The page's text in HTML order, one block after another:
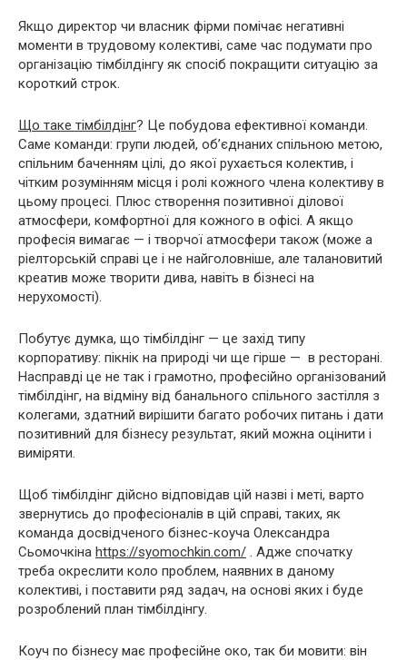
Якщо директор чи власник фірми помічає негативні
моменти в трудовому колективі, саме час подумати про
організацію тімбілдінгу як спосіб покращити ситуацію за
короткий строк.
Що таке тімбілдінг? Це побудова ефективної команди.
Саме команди: групи людей, об’єднаних спільною метою,
спільним баченням цілі, до якої рухається колектив, і
чітким розумінням місця і ролі кожного члена колективу в
цьому процесі. Плюс створення позитивної ділової
атмосфери, комфортної для кожного в офісі. А якщо
професія вимагає — і творчої атмосфери також (може а
ріелторській справі це і не найголовніше, але талановитий
креатив може творити дива, навіть в бізнесі на
нерухомості).
Побутує думка, що тімбілдінг — це захід типу
корпоративу: пікнік на природі чи ще гірше — в ресторані.
Насправді це не так і грамотно, професійно організований
тімбілдінг, на відміну від банального спільного застілля з
колегами, здатний вирішити багато робочих питань і дати
позитивний для бізнесу результат, який можна оцінити і
виміряти.
Щоб тімбілдінг дійсно відповідав цій назві і меті, варто
звернутись до професіоналів в цій справі, таких, як
команда досвідченого бізнес-коуча Олександра
Сьомочкіна https://syomochkin.com/ . Адже спочатку
треба окреслити коло проблем, наявних в даному
колективі, і поставити ряд задач, на основі яких і буде
розроблений план тімбілдінгу.
Коуч по бізнесу має професійне око, так би мовити: він